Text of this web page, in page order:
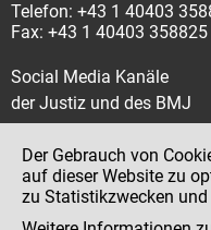
Telefon: +43 1 40403
Fax: +43 1 40403 358825
Social Media Kanäle
der Justiz und des BMJ
Impressum
Der Gebrauch von
auf dieser Website zu
zu Statistikzwecken